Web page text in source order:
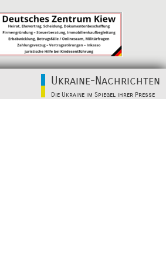
Ukraine-Nachrichten
Die Ukraine im Spiegel ihrer Presse